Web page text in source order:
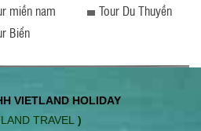
miền nam
Biển
Tour Du Thuyền
VIETLAND HOLIDAY
TRAVEL )